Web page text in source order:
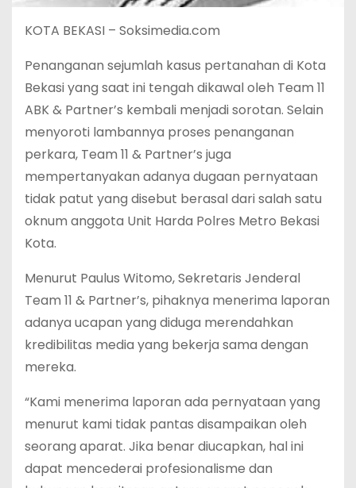
KOTA BEKASI – Soksimedia.com
Penanganan sejumlah kasus pertanahan di Kota
Bekasi yang saat ini tengah dikawal oleh Team 11
ABK & Partner’s kembali menjadi sorotan. Selain
menyoroti lambannya proses penanganan
perkara, Team 11 & Partner’s juga
mempertanyakan adanya dugaan pernyataan
tidak patut yang disebut berasal dari salah satu
oknum anggota Unit Harda Polres Metro Bekasi
Kota.
Menurut Paulus Witomo, Sekretaris Jenderal
Team 11 & Partner’s, pihaknya menerima laporan
adanya ucapan yang diduga merendahkan
kredibilitas media yang bekerja sama dengan
mereka.
“Kami menerima laporan ada pernyataan yang
menurut kami tidak pantas disampaikan oleh
seorang aparat. Jika benar diucapkan, hal ini
dapat mencederai profesionalisme dan